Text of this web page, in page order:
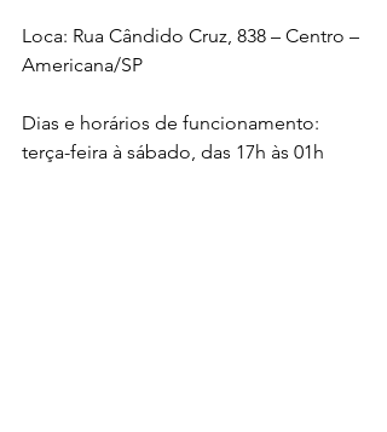
Loca: Rua Cândido Cruz, 838 – Centro –
Americana/SP
Dias e horários de funcionamento:
terça-feira à sábado, das 17h às 01h